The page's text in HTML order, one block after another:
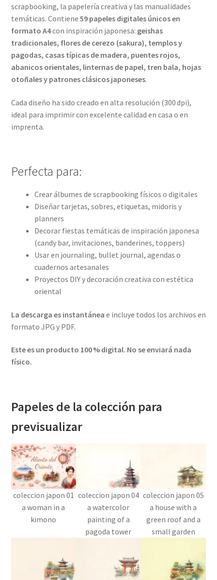
scrapbooking, la papelería creativa y las manualidades
temáticas. Contiene 59 papeles digitales únicos en
formato A4con inspiración japonesa: geishas
tradicionales, flores de cerezo (sakura), templos y
pagodas, casas típicas de madera, puentes rojos,
abanicos orientales, linternas de papel, tren bala, hojas
otoñales y patrones clásicos japoneses.
Cada diseño ha sido creado en alta resolución (300 dpi),
ideal para imprimir con excelente calidad en casa o en
imprenta.
Perfecta para:
Crear álbumes de scrapbooking físicos o digitales
Diseñar tarjetas, sobres, etiquetas, midoris y
planners
Decorar fiestas temáticas de inspiración japonesa
(candy bar, invitaciones, banderines, toppers)
Usar en journaling, bullet journal, agendas o
cuadernos artesanales
Proyectos DIY y decoración creativa con estética
oriental
La descarga es instantánea e incluye todos los archivos en
formato JPG y PDF.
Este es un producto 100 % digital. No se enviará nada
físico.
Papeles de la colección para
previsualizar
coleccion japon 01
a woman in a
kimono
coleccion japon 04
a watercolor
painting of a
pagoda tower
coleccion japon 05
a house with a
green roof and a
small garden